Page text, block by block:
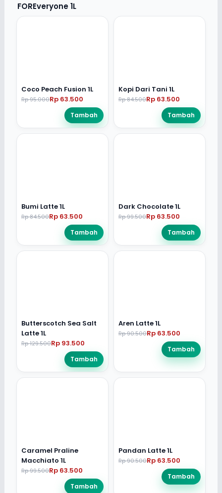
FOREveryone 1L
Coco Peach Fusion 1L
Rp 95.000Rp 63.500
Tambah
Kopi Dari Tani 1L
Rp 84.500Rp 63.500
Tambah
Bumi Latte 1L
Rp 84.500Rp 63.500
Tambah
Dark Chocolate 1L
Rp 99.500Rp 63.500
Tambah
Butterscotch Sea Salt
Latte 1L
Rp 129.500Rp 93.500
Tambah
Aren Latte 1L
Rp 90.500Rp 63.500
Tambah
Caramel Praline
Macchiato 1L
Rp 99.500Rp 63.500
Tambah
Pandan Latte 1L
Rp 90.500Rp 63.500
Tambah